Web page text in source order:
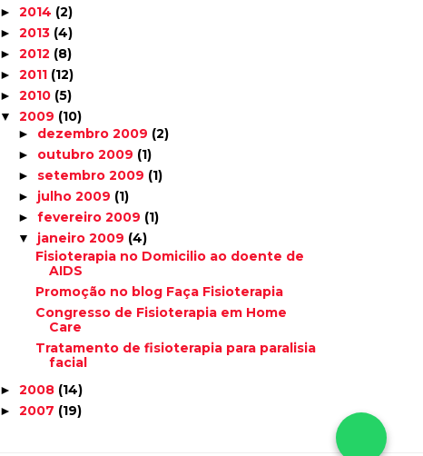
►2014 (2)
►2013 (4)
►2012 (8)
►2011 (12)
►2010 (5)
▼2009 (10)
► dezembro 2009 (2)
► outubro 2009 (1)
► setembro 2009 (1)
► julho 2009 (1)
►fevereiro 2009 (1)
▼ janeiro 2009 (4)
Fisioterapia no Domicilio ao doente de
AIDS
Promoção no blog Faça Fisioterapia
Congresso de Fisioterapia em Home
Care
Tratamento de fisioterapia para paralisia
facial
►2008 (14)
►2007 (19)